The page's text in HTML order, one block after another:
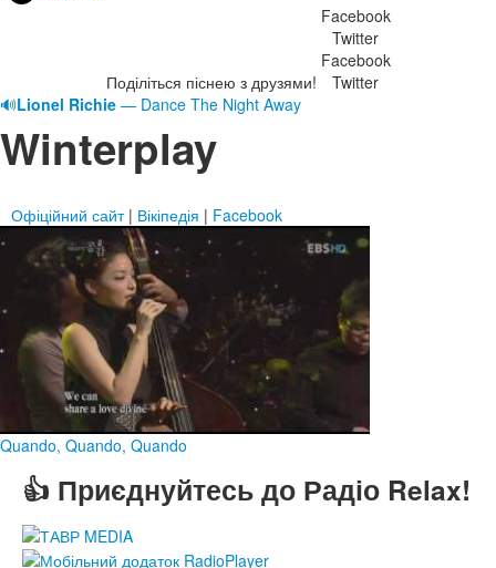
Поділіться піснею з друзями!
Facebook
Twitter
Facebook
Twitter
🔊Lionel Richie — Dance The Night Away
Winterplay
Офіційний сайт| Вікіпедія | Facebook
Quando, Quando, Quando
👍 Приєднуйтесь до Радіо Relax!